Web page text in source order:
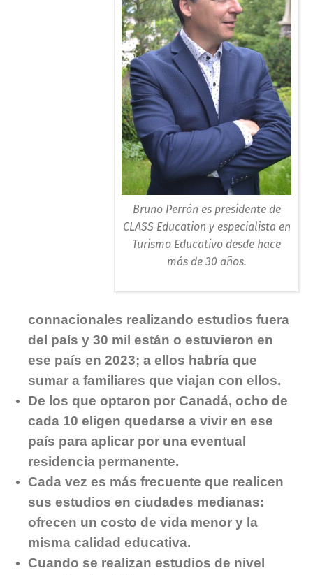
Bruno Perrón es presidente de
CLASS Education y especialista en
Turismo Educativo desde hace
más de 30 años.
connacionales realizando estudios fuera
del país y 30 mil están o estuvieron en
ese país en 2023; a ellos habría que
sumar a familiares que viajan con ellos.
De los que optaron por Canadá, ocho de
cada 10 eligen quedarse a vivir en ese
país para aplicar por una eventual
residencia permanente.
Cada vez es más frecuente que realicen
sus estudios en ciudades medianas:
ofrecen un costo de vida menor y la
misma calidad educativa.
Cuando se realizan estudios de nivel